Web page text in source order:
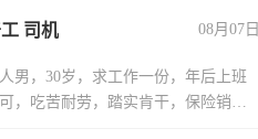
司机 08月07日
男，30岁，求工作一份，年后上班
，吃苦耐劳，踏实肯干，保险销售